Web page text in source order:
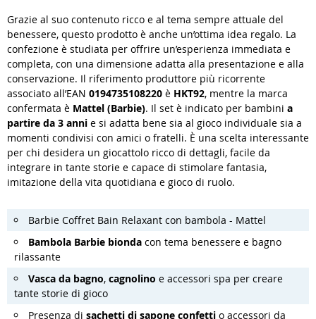
Grazie al suo contenuto ricco e al tema sempre attuale del
benessere, questo prodotto è anche un’ottima idea regalo. La
confezione è studiata per offrire un’esperienza immediata e
completa, con una dimensione adatta alla presentazione e alla
conservazione. Il riferimento produttore più ricorrente
associato all’EAN 0194735108220 è HKT92, mentre la marca
confermata è Mattel (Barbie). Il set è indicato per bambini a
partire da 3 anni e si adatta bene sia al gioco individuale sia a
momenti condivisi con amici o fratelli. È una scelta interessante
per chi desidera un giocattolo ricco di dettagli, facile da
integrare in tante storie e capace di stimolare fantasia,
imitazione della vita quotidiana e gioco di ruolo.
Barbie Coffret Bain Relaxant con bambola - Mattel
Bambola Barbie bionda con tema benessere e bagno
rilassante
Vasca da bagno, cagnolino e accessori spa per creare
tante storie di gioco
Presenza di sachetti di sapone confetti o accessori da